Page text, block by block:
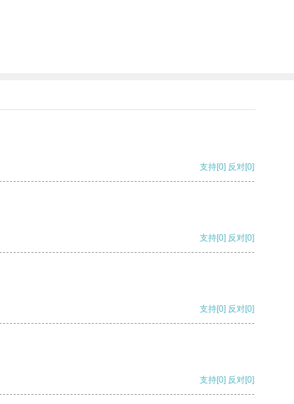
支持[0] 反对[0]
支持[0] 反对[0]
支持[0] 反对[0]
支持[0] 反对[0]